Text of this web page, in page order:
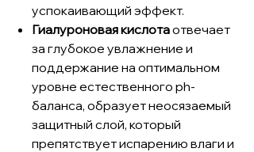
успокаивающий эффект.
Гиалуроновая кислотаотвечает
за глубокое увлажнение и
поддержание на оптимальном
уровне естественного ph-
баланса, образует неосязаемый
защитный слой, который
препятствует испарению влаги и